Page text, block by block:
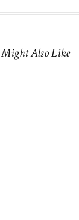
Might Also Like